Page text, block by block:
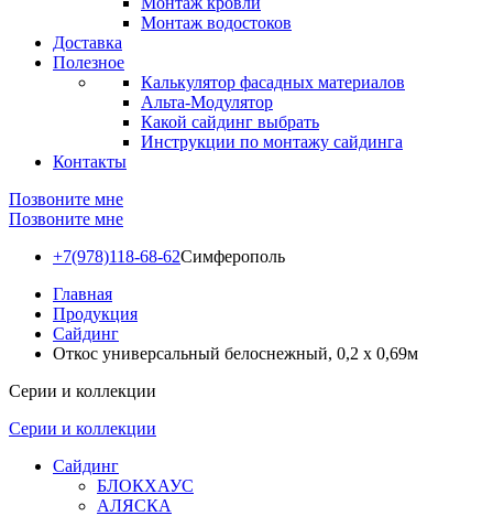
Монтаж водостоков
Доставка
Полезное
Калькулятор фасадных материалов
Альта-Модулятор
Какой сайдинг выбрать
Инструкции по монтажу сайдинга
Контакты
Позвоните мне
Позвоните мне
+7(978)118-68-62Симферополь
Главная
Продукция
Сайдинг
Откос универсальный белоснежный, 0,2 х 0,69м
Серии и коллекции
Серии и коллекции
Сайдинг
БЛОКХАУС
АЛЯСКА